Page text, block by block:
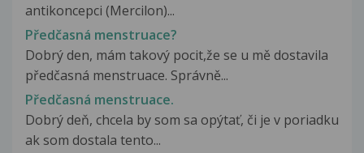
antikoncepci (Mercilon)...
Předčasná menstruace?
Dobrý den, mám takový pocit,že se u mě dostavila
předčasná menstruace. Správně...
Předčasná menstruace.
Dobrý deň, chcela by som sa opýtať, či je v poriadku
ak som dostala tento...